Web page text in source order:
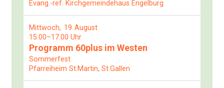
Evang.-ref. Kirchgemeindehaus Engelburg
Mittwoch 19 August
15.00–17.00 Uhr
Programm 60plus im Westen
Sommerfest
Pfarreiheim St.Martin, St.Gallen